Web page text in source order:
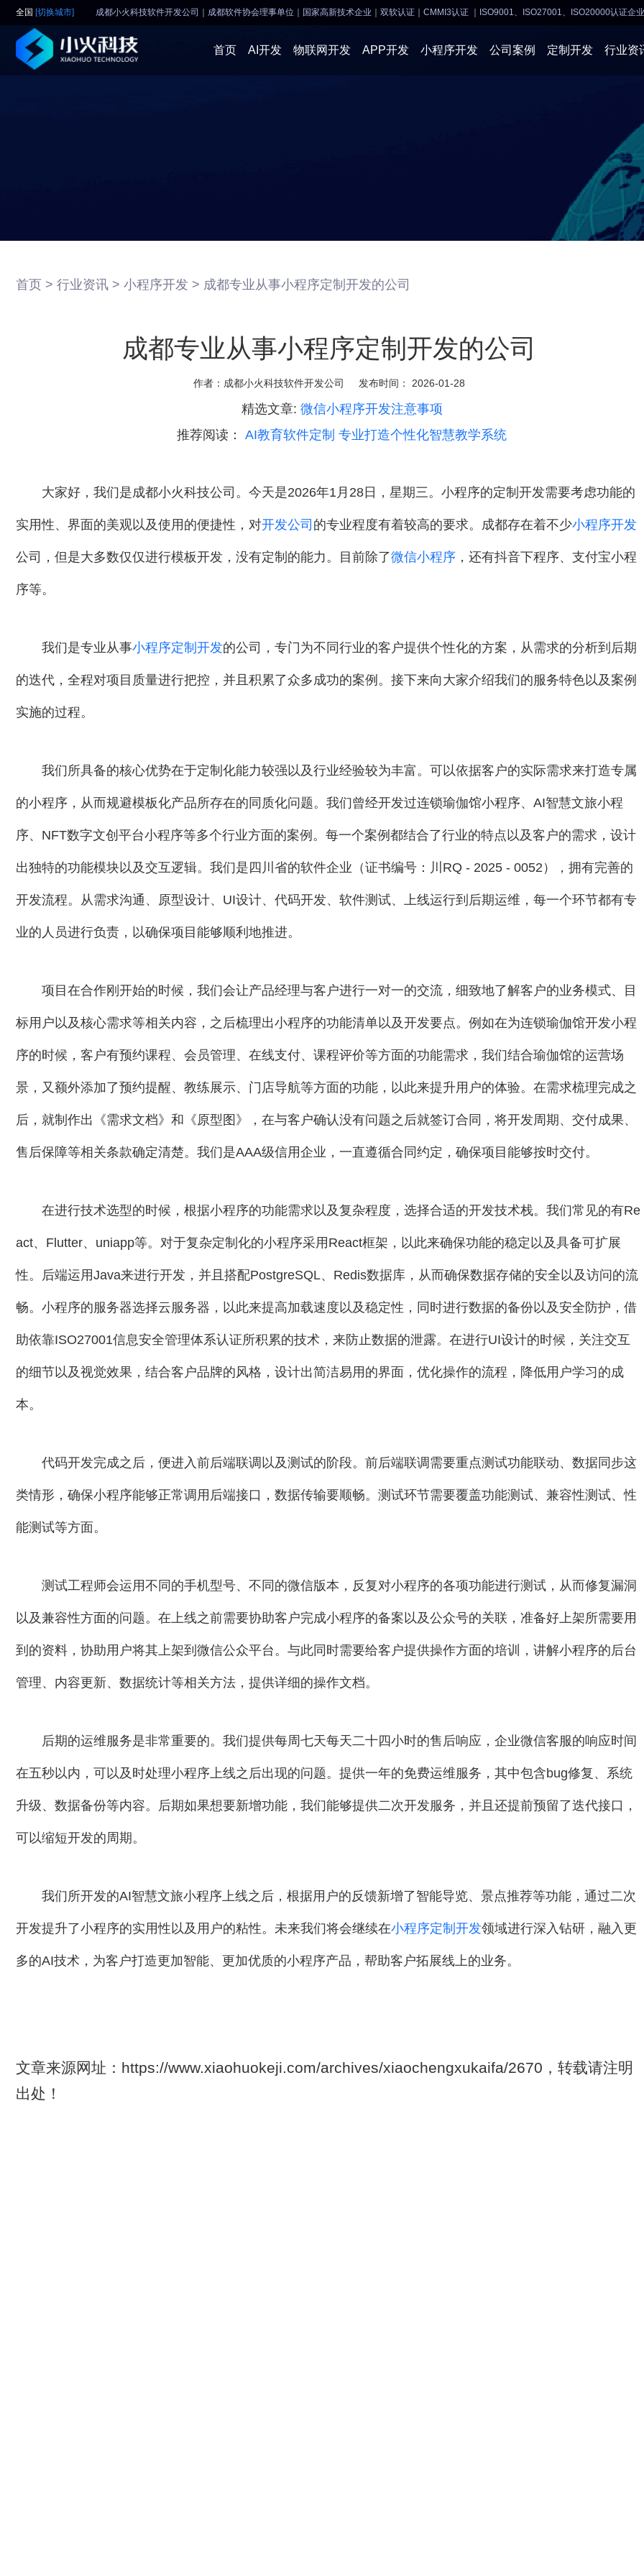
全国 [切换城市] 成都小火科技软件开发公司｜成都软件协会理事单位 国家高新技术企业｜双软认证｜CMMI3认证 ｜ISO9001、ISO27001、ISO20000认证企业
首页 AI开发 物联网开发 APP开发 小程序开发 公司案例 定制开发 行业资
小程序
系统开发
物联网
网站建设
企业经营
商业行情
首页 > 行业资讯 > 小程序开发 > 成都专业从事小程序定制开发的公司
成都专业从事小程序定制开发的公司
作者： 成都小火科技软件开发公司 发布时间： 2026-01-28
精选文章: 微信小程序开发注意事项
推荐阅读： AI教育软件定制 专业打造个性化智慧教学系统
大家好，我们是成都小火科技公司。今天是2026年1月28日，星期三。小程序的定制开发需要考虑功能的
实用性、界面的美观以及使用的便捷性，对开发公司 的专业程度有着较高的要求。成都存在着不少小程序开发
公司，但是大多数仅仅进行模板开发，没有定制的能力。目前除了微信小程序 ，还有抖音下程序、支付宝小程
序等。
我们是专业从事小程序定制开发的公司，专门为不同行业的客户提供个性化的方案，从需求的分析到后期
的迭代，全程对项目质量进行把控，并且积累了众多成功的案例。接下来向大家介绍我们的服务特色以及案例
实施的过程。
我们所具备的核心优势在于定制化能力较强以及行业经验较为丰富。可以依据客户的实际需求来打造专属
的小程序，从而规避模板化产品所存在的同质化问题。我们曾经开发过连锁瑜伽馆小程序、AI智慧文旅小程
序、NFT数字文创平台小程序等多个行业方面的案例。每一个案例都结合了行业的特点以及客户的需求，设计
出独特的功能模块以及交互逻辑。我们是四川省的软件企业（证书编号：川RQ - 2025 - 0052），拥有完善的
开发流程。从需求沟通、原型设计、UI设计、代码开发、软件测试、上线运行到后期运维，每一个环节都有专
业的人员进行负责，以确保项目能够顺利地推进。
项目在合作刚开始的时候，我们会让产品经理与客户进行一对一的交流，细致地了解客户的业务模式、目
标用户以及核心需求等相关内容，之后梳理出小程序的功能清单以及开发要点。例如在为连锁瑜伽馆开发小程
序的时候，客户有预约课程、会员管理、在线支付、课程评价等方面的功能需求，我们结合瑜伽馆的运营场
景，又额外添加了预约提醒、教练展示、门店导航等方面的功能，以此来提升用户的体验。在需求梳理完成之
后，就制作出《需求文档》和《原型图》，在与客户确认没有问题之后就签订合同，将开发周期、交付成果、
售后保障等相关条款确定清楚。我们是AAA级信用企业，一直遵循合同约定，确保项目能够按时交付。
在进行技术选型的时候，根据小程序的功能需求以及复杂程度，选择合适的开发技术栈。我们常见的有Re
act、Flutter、uniapp等。对于复杂定制化的小程序采用React框架，以此来确保功能的稳定以及具备可扩展
性。后端运用Java来进行开发，并且搭配PostgreSQL、Redis数据库，从而确保数据存储的安全以及访问的流
畅。小程序的服务器选择云服务器，以此来提高加载速度以及稳定性，同时进行数据的备份以及安全防护，借
助依靠ISO27001信息安全管理体系认证所积累的技术，来防止数据的泄露。在进行UI设计的时候，关注交互
的细节以及视觉效果，结合客户品牌的风格，设计出简洁易用的界面，优化操作的流程，降低用户学习的成
本。
代码开发完成之后，便进入前后端联调以及测试的阶段。前后端联调需要重点测试功能联动、数据同步这
类情形，确保小程序能够正常调用后端接口，数据传输要顺畅。测试环节需要覆盖功能测试、兼容性测试、性
能测试等方面。
测试工程师会运用不同的手机型号、不同的微信版本，反复对小程序的各项功能进行测试，从而修复漏洞
以及兼容性方面的问题。在上线之前需要协助客户完成小程序的备案以及公众号的关联，准备好上架所需要用
到的资料，协助用户将其上架到微信公众平台。与此同时需要给客户提供操作方面的培训，讲解小程序的后台
管理、内容更新、数据统计等相关方法，提供详细的操作文档。
后期的运维服务是非常重要的。我们提供每周七天每天二十四小时的售后响应，企业微信客服的响应时间
在五秒以内，可以及时处理小程序上线之后出现的问题。提供一年的免费运维服务，其中包含bug修复、系统
升级、数据备份等内容。后期如果想要新增功能，我们能够提供二次开发服务，并且还提前预留了迭代接口，
可以缩短开发的周期。
我们所开发的AI智慧文旅小程序上线之后，根据用户的反馈新增了智能导览、景点推荐等功能，通过二次
开发提升了小程序的实用性以及用户的粘性。未来我们将会继续在小程序定制开发领域进行深入钻研，融入更
多的AI技术，为客户打造更加智能、更加优质的小程序产品，帮助客户拓展线上的业务。
文章来源网址：https://www.xiaohuokeji.com/archives/xiaochengxukaifa/2670，转载请注明
出处！